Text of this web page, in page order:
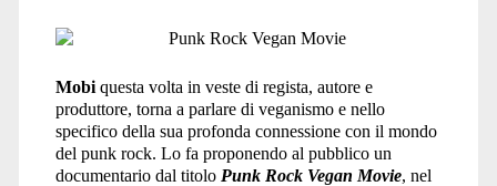
Wolfgang
von
Mobiquesta volta in veste di regista, autore e
produttore, torna a parlare di veganismo e nello
specifico della sua profonda connessione con il mondo
del punk rock. Lo fa proponendo al pubblico un
documentario dal titolo Punk Rock Vegan Movie, nel